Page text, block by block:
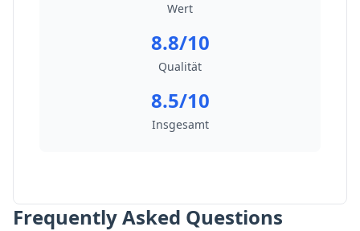
Wert
8.8/10
Qualität
8.5/10
Insgesamt
Frequently Asked Questions